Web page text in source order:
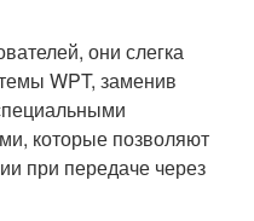
они слегка
WPT, заменив
которые позволяют
при передаче через